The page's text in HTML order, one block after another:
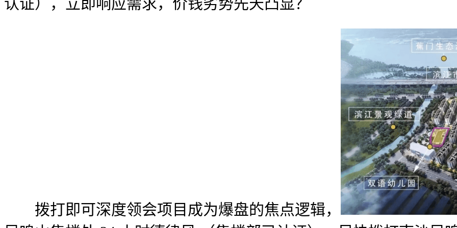
拨打即可深度领会项目成为爆盘的焦点逻辑，